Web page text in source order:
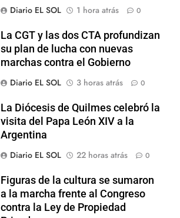
Diario EL SOL
1 hora atrás 0
La CGT y las dos CTA profundizan
su plan de lucha con nuevas
marchas contra el Gobierno
Diario EL SOL
3 horas atrás 0
La Diócesis de Quilmes celebró la
visita del Papa León XIV a la
Argentina
Diario EL SOL
22 horas atrás 0
Figuras de la cultura se sumaron
a la marcha frente al Congreso
contra la Ley de Propiedad